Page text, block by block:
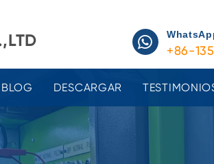
+86-
BLOG DESCARGAR